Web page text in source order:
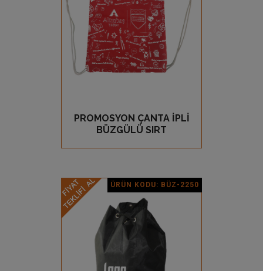
GÖZ AT
PROMOSYON ÇANTA İPLİ
BÜZGÜLÜ SIRT
ÜRÜN KODU: BÜZ-2250
Ürün Detay